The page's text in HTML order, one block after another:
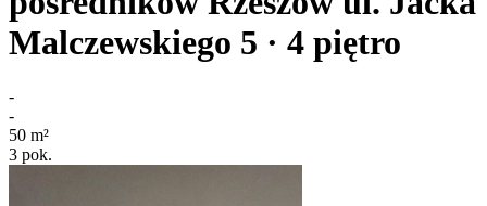
Malczewskiego 5 · 4 piętro
-
-
50 m²
3 pok.